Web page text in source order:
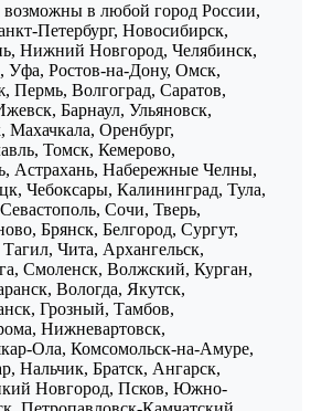
возможны в любой город России,
Петербург, Новосибирск,
Нижний Новгород, Челябинск,
Уфа, Ростов-на-Дону, Омск,
Пермь, Волгоград, Саратов,
Барнаул, Ульяновск,
Махачкала, Оренбург,
Томск, Кемерово,
Астрахань, Набережные Челны,
Чебоксары, Калининград, Тула,
Сочи, Тверь,
Брянск, Белгород, Сургут,
Чита, Архангельск,
Смоленск, Волжский, Курган,
Вологда, Якутск,
Грозный, Тамбов,
Нижневартовск,
Ола, Комсомольск-на-Амуре,
Нальчик, Братск, Ангарск,
Новгород, Псков, Южно-